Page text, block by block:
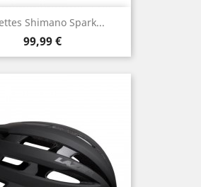
Shimano Spark...
Prix
99,99 €